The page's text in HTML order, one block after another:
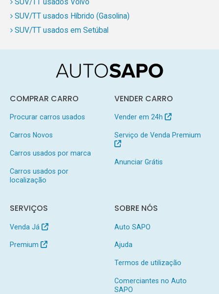
SUV/TT usados Volvo
SUV/TT usados Híbrido (Gasolina)
SUV/TT usados em Setúbal
COMPRAR CARRO
Procurar carros usados
Carros Novos
Carros usados por marca
Carros usados por
localização
VENDER CARRO
Vender em 24h
Serviço de Venda Premium
Anunciar Grátis
SERVIÇOS
Venda Já
Premium
SOBRE NÓS
Auto SAPO
Ajuda
Termos de utilização
Comerciantes no Auto
SAPO